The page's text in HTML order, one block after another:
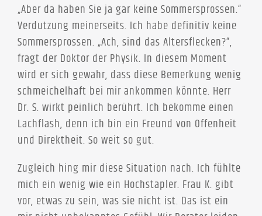
„Aber da haben Sie ja gar keine Sommersprossen.“
Verdutzung meinerseits. Ich habe definitiv keine
Sommersprossen. „Ach, sind das Altersflecken?“,
fragt der Doktor der Physik. In diesem Moment
wird er sich gewahr, dass diese Bemerkung wenig
schmeichelhaft bei mir ankommen könnte. Herr
Dr. S. wirkt peinlich berührt. Ich bekomme einen
Lachflash, denn ich bin ein Freund von Offenheit
und Direktheit. So weit so gut.
Zugleich hing mir diese Situation nach. Ich fühlte
mich ein wenig wie ein Hochstapler. Frau K. gibt
vor, etwas zu sein, was sie nicht ist. Das ist ein